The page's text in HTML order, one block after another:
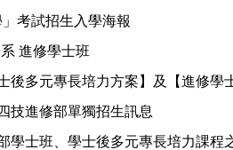
考試招生入學海報
進修學士班
後多元專長培力方案】及【進修學
技進修部單獨招生訊息
學士班、學士後多元專長培力課程